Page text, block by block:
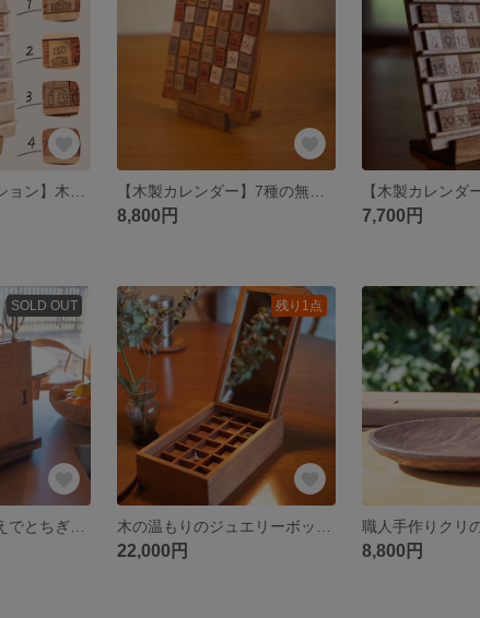
8,800円 7,700円
SOLD OUT 残り1点
22,000円 8,800円